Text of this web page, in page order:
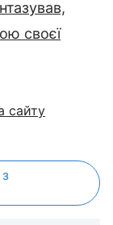
своєї
сайту